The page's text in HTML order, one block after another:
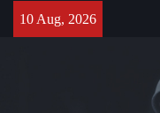
10 Aug, 2026